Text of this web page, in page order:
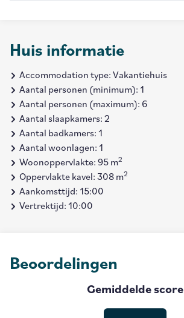
Huis informatie
Accommodation type: Vakantiehuis
Aantal personen (minimum): 1
Aantal personen (maximum): 6
Aantal slaapkamers: 2
Aantal badkamers: 1
Aantal woonlagen: 1
Woonoppervlakte: 95 m2
Oppervlakte kavel: 308 m2
Aankomsttijd: 15:00
Vertrektijd: 10:00
Beoordelingen
Gemiddelde score